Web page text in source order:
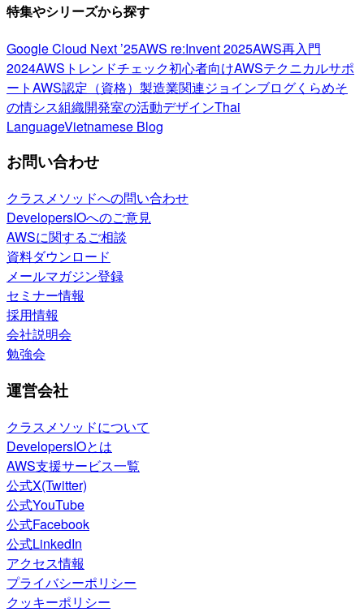
特集やシリーズから探す
Google Cloud Next ’25AWS re:Invent 2025AWS再入門
2024AWSトレンドチェック初心者向けAWSテクニカルサポ
ートAWS認定（資格） 製造業関連ジョインブログくらめそ
の情シス組織開発室の活動デザインThai
LanguageVietnamese Blog
お問い合わせ
クラスメソッドへの問い合わせ
DevelopersIOへのご意見
AWSに関するご相談
資料ダウンロード
メールマガジン登録
セミナー情報
採用情報
会社説明会
勉強会
運営会社
クラスメソッドについて
DevelopersIOとは
AWS支援サービス一覧
公式X(Twitter)
公式YouTube
公式Facebook
公式LinkedIn
アクセス情報
プライバシーポリシー
クッキーポリシー